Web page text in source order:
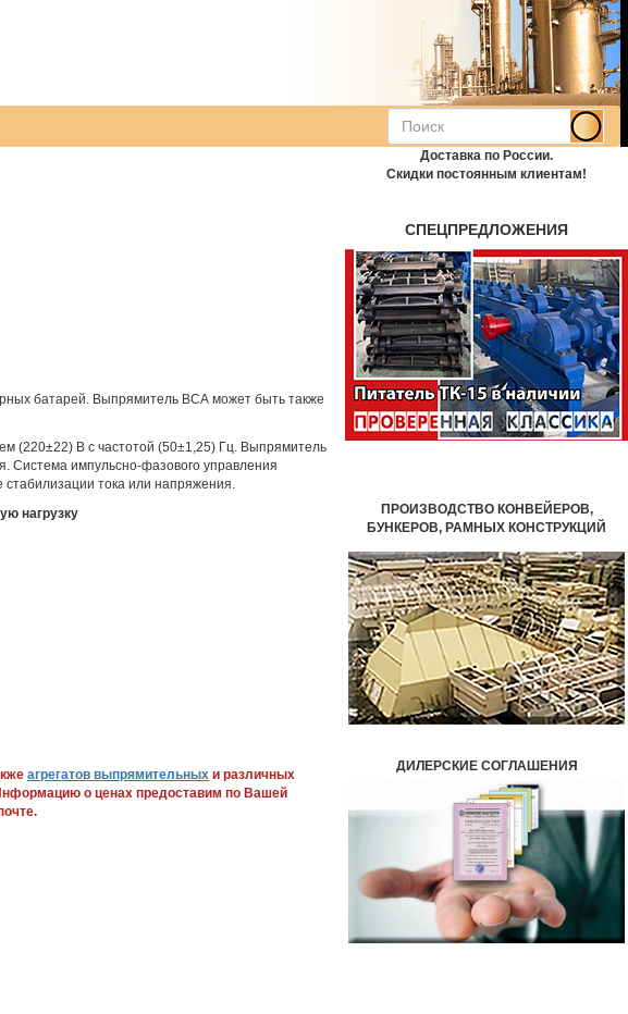
батарей. Выпрямитель ВСА может быть также
(220±22) В с частотой (50±1,25) Гц. Выпрямитель
Система импульсно-фазового управления
тока или напряжения.
нагрузку
агрегатов выпрямительных и различных
о ценах предоставим по Вашей
Доставка по России.
Скидки постоянным клиентам!
СПЕЦПРЕДЛОЖЕНИЯ
ПРОИЗВОДСТВО КОНВЕЙЕРОВ,
БУНКЕРОВ, РАМНЫХ КОНСТРУКЦИЙ
ДИЛЕРСКИЕ СОГЛАШЕНИЯ